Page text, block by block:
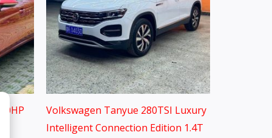
Volkswagen Tanyue 280TSI Luxury
Intelligent Connection Edition 1.4T